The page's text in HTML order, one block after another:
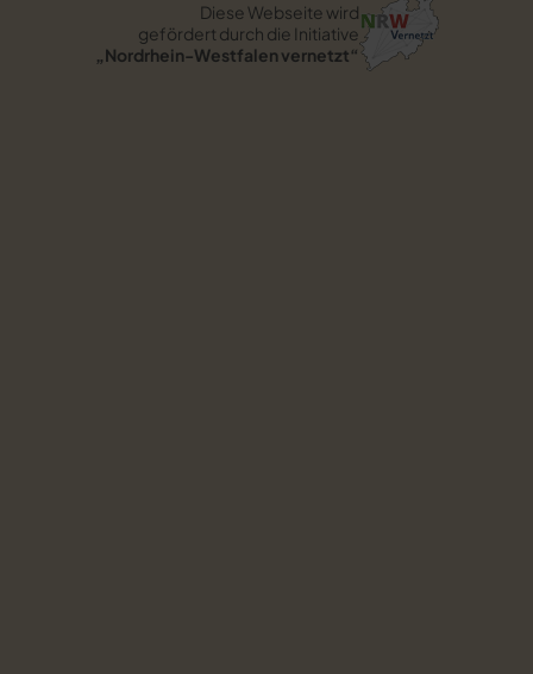
Diese Webseite wird
gefördert durch die Initiative
„Nordrhein-Westfalen vernetzt“